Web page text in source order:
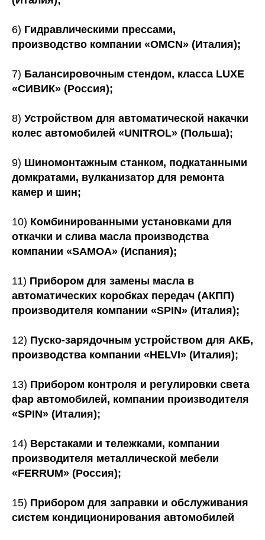
6) Гидравлическими прессами,
производство компании «OMCN» (Италия);
7) Балансировочным стендом, класса LUXE
«СИВИК» (Россия);
8) Устройством для автоматической накачки
колес автомобилей «UNITROL» (Польша);
9) Шиномонтажным станком, подкатанными
домкратами, вулканизатор для ремонта
камер и шин;
10) Комбинированными установками для
откачки и слива масла производства
компании «SAMOA» (Испания);
11) Прибором для замены масла в
автоматических коробках передач (АКПП)
производителя компании «SPIN» (Италия);
12) Пуско-зарядочным устройством для АКБ,
производства компании «HELVI» (Италия);
13) Прибором контроля и регулировки света
фар автомобилей, компании производителя
«SPIN» (Италия);
14) Верстаками и тележками, компании
производителя металлической мебели
«FERRUM» (Россия);
15) Прибором для заправки и обслуживания
систем кондиционирования автомобилей